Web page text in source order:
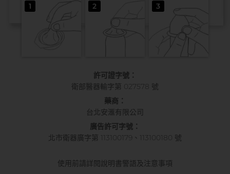
1 2 3
許可證字號：
衛部醫器輸字第 027578 號
藥商：
台北安滙有限公司
廣告許可字號：
北市衛器廣字第 113100179、113100180 號
使用前請詳閱說明書警語及注意事項